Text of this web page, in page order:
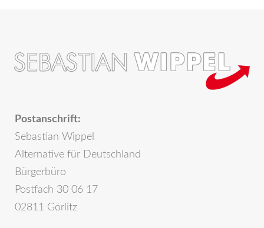
Postanschrift:
Sebastian Wippel
Alternative für Deutschland
Bürgerbüro
Postfach 30 06 17
02811 Görlitz